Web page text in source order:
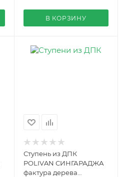
В КОРЗИНУ
Ступень из ДПК
POLIVAN СИНГАРАДЖА
фактура дерева